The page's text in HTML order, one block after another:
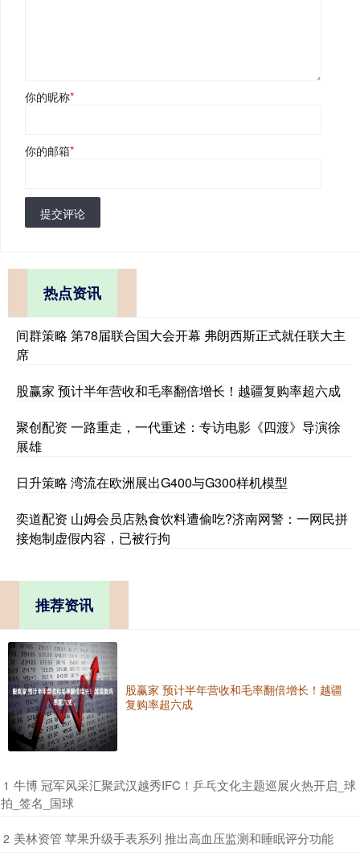
你的昵称*
你的邮箱*
提交评论
热点资讯
间群策略 第78届联合国大会开幕 弗朗西斯正式就任联大主
席
股赢家 预计半年营收和毛率翻倍增长！越疆复购率超六成
聚创配资 一路重走，一代重述：专访电影《四渡》导演徐
展雄
日升策略 湾流在欧洲展出G400与G300样机模型
奕道配资 山姆会员店熟食饮料遭偷吃?济南网警：一网民拼
接炮制虚假内容，已被行拘
推荐资讯
股赢家 预计半年营收和毛率翻倍增长！越疆
复购率超六成
1 ​牛博 冠军风采汇聚武汉越秀IFC！乒乓文化主题巡展火热开启_球
拍_签名_国球
2 ​美林资管 苹果升级手表系列 推出高血压监测和睡眠评分功能